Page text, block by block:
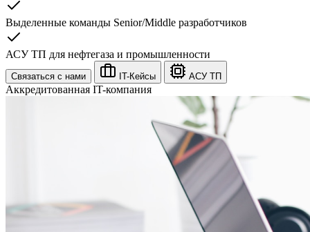
Выделенные команды Senior/Middle разработчиков
АСУ ТП для нефтегаза и промышленности
Связаться с нами IT-Кейсы АСУ ТП
Аккредитованная IT-компания